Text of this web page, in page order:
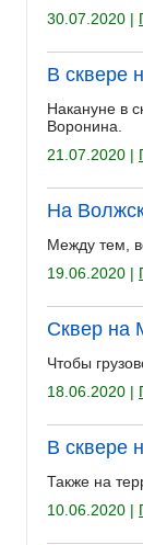
30.07.2020 |
В сквере
Накануне в
Воронина.
21.07.2020 |
На
Между тем,
19.06.2020 |
Сквер на
Чтобы
18.06.2020 |
В сквере
Также на
10.06.2020 |